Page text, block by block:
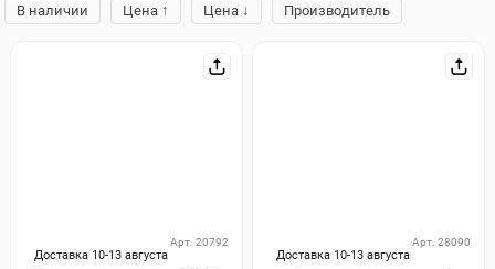
В наличии Цена ↑ Цена ↓ Производитель
Доставка 10-13 августа
Арт. 20792
Доставка 10-13 августа
Арт. 28090